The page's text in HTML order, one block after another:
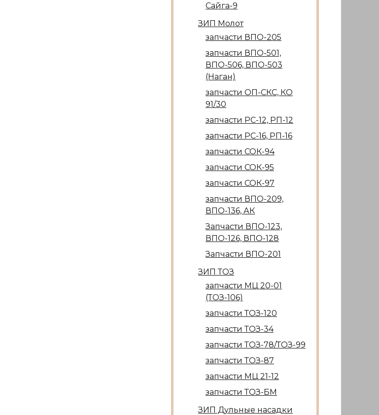
Сайга-9
ЗИП Молот
запчасти ВПО-205
запчасти ВПО-501,
ВПО-506, ВПО-503
(Наган)
запчасти ОП-СКС, КО
91/30
запчасти РС-12, РП-12
запчасти РС-16, РП-16
запчасти СОК-94
запчасти СОК-95
запчасти СОК-97
запчасти ВПО-209,
ВПО-136, АК
Запчасти ВПО-123,
ВПО-126, ВПО-128
Запчасти ВПО-201
ЗИП ТОЗ
запчасти МЦ 20-01
(ТОЗ-106)
запчасти ТОЗ-120
запчасти ТОЗ-34
запчасти ТОЗ-78/ТОЗ-99
запчасти ТОЗ-87
запчасти МЦ 21-12
запчасти ТОЗ-БМ
ЗИП Дульные насадки